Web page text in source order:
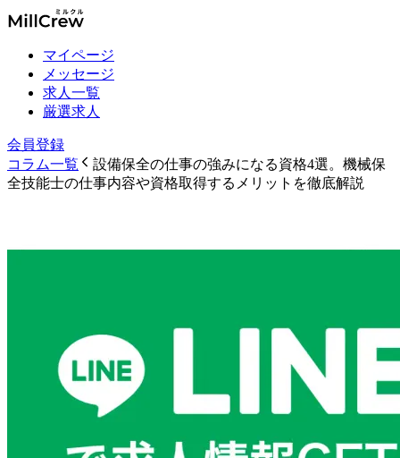
マイページ
メッセージ
求人一覧
厳選求人
会員登録
コラム一覧
設備保全の仕事の強みになる資格4選。機械保
全技能士の仕事内容や資格取得するメリットを徹底解説